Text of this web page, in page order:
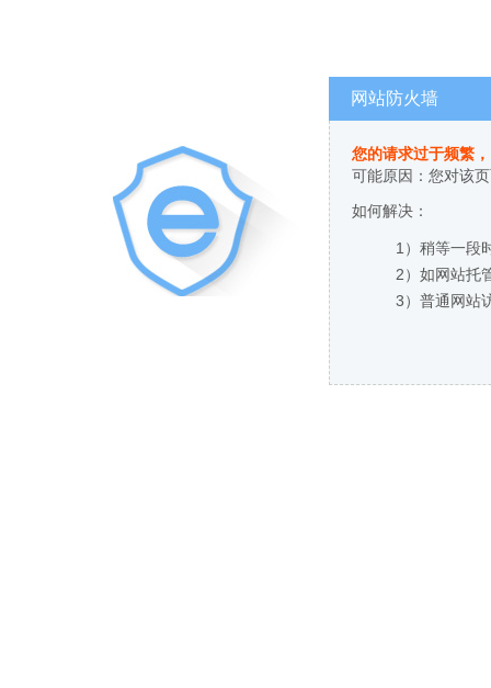
网站防火墙
您的请求过于频繁
可能原因：您对该
如何解决：
1）稍等一段
2）如网站托
3）普通网站